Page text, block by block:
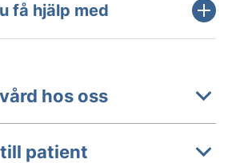
få hjälp med
hos oss
patient